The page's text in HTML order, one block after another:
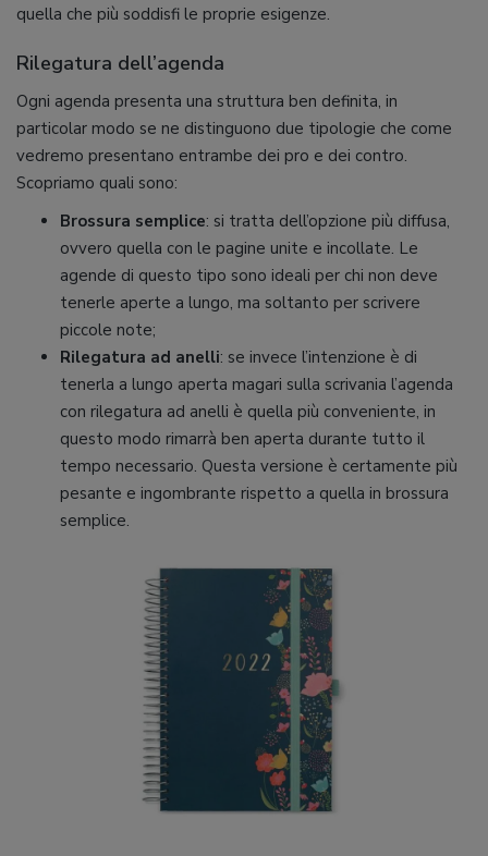
quella che più soddisfi le proprie esigenze.
Rilegatura dell’agenda
Ogni agenda presenta una struttura ben definita, in
particolar modo se ne distinguono due tipologie che come
vedremo presentano entrambe dei pro e dei contro.
Scopriamo quali sono:
Brossura semplice: si tratta dell’opzione più diffusa,
ovvero quella con le pagine unite e incollate. Le
agende di questo tipo sono ideali per chi non deve
tenerle aperte a lungo, ma soltanto per scrivere
piccole note;
Rilegatura ad anelli: se invece l’intenzione è di
tenerla a lungo aperta magari sulla scrivania l’agenda
con rilegatura ad anelli è quella più conveniente, in
questo modo rimarrà ben aperta durante tutto il
tempo necessario. Questa versione è certamente più
pesante e ingombrante rispetto a quella in brossura
semplice.